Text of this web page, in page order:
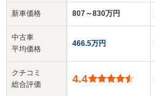
新車価格
中古車
平均価格
クチコミ
総合評価
807～830万円
466.5万円
4.4